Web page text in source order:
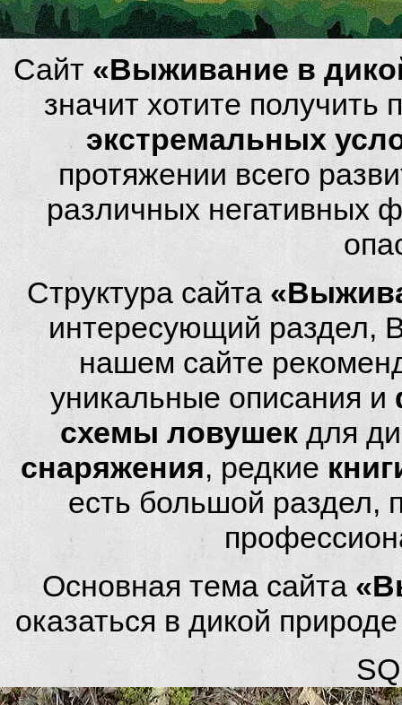
Сайт «Выживание в
значит хотите
экстремальных
протяжении всего
различных негативных
Структура сайта
интересующий раздел,
нашем сайте
уникальные описания и
схемы ловушек для
снаряжения, редкие
есть большой
Основная тема сайта
оказаться в дикой